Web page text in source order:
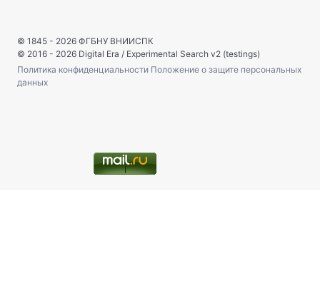
© 1845 - 2026 ФГБНУ ВНИИСПК
© 2016 - 2026 Digital Era / Experimental Search v2 (testings)
Политика конфиденциальности Положение о защите персональных
данных